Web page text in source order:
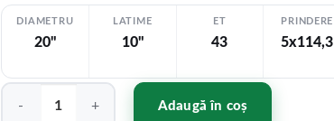
DIAMETRU
20"
LATIME
10"
ET
43
PRINDERE
5x114,3
Cantitate Jante ABS F18 20"x10" ET43 Culoare DGM
Adaugă în coș